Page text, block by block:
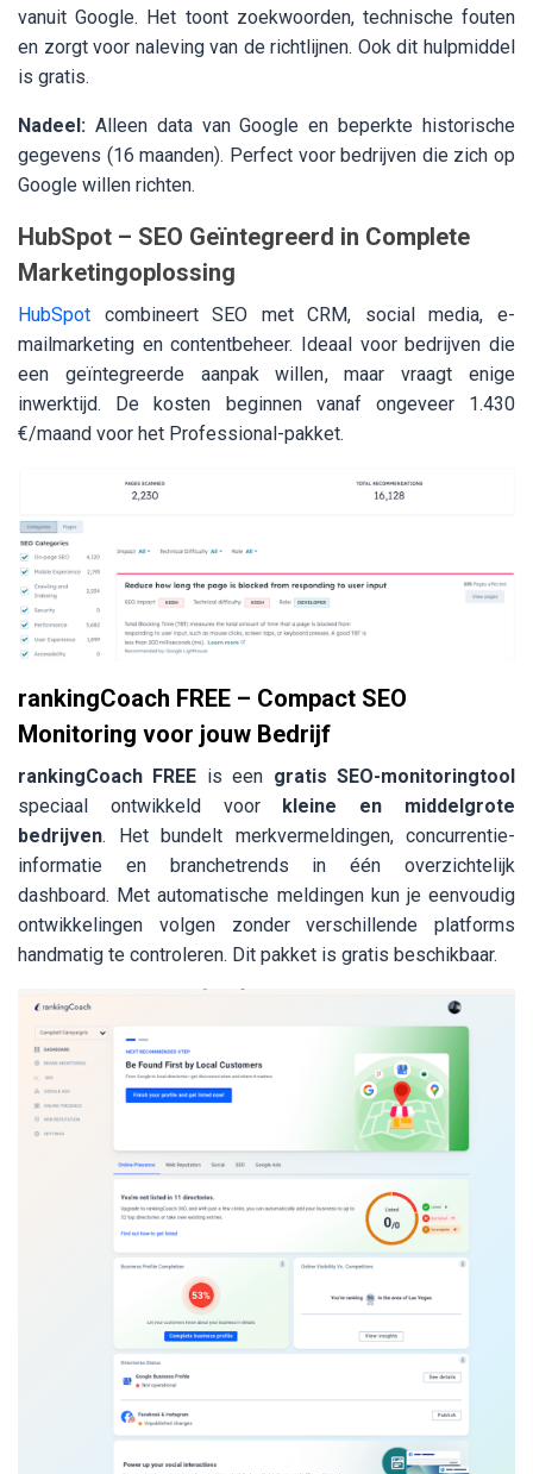
vanuit Google. Het toont zoekwoorden, technische fouten
en zorgt voor naleving van de richtlijnen. Ook dit hulpmiddel
is gratis.
Nadeel: Alleen data van Google en beperkte historische
gegevens (16 maanden). Perfect voor bedrijven die zich op
Google willen richten.
HubSpot – SEO Geïntegreerd in Complete
Marketingoplossing
HubSpot combineert SEO met CRM, social media, e-
mailmarketing en contentbeheer. Ideaal voor bedrijven die
een geïntegreerde aanpak willen, maar vraagt enige
inwerktijd. De kosten beginnen vanaf ongeveer 1.430
€/maand voor het Professional-pakket.
rankingCoach FREE – Compact SEO
Monitoring voor jouw Bedrijf
rankingCoach FREE is een gratis SEO-monitoringtool
speciaal ontwikkeld voor
kleine en middelgrote
bedrijven. Het bundelt merkvermeldingen, concurrentie-
informatie en branchetrends in één overzichtelijk
dashboard. Met automatische meldingen kun je eenvoudig
ontwikkelingen volgen zonder verschillende platforms
handmatig te controleren. Dit pakket is gratis beschikbaar.